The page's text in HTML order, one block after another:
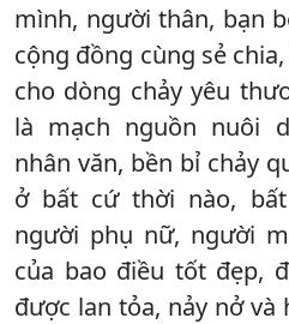
mình, người thân, bạn
cộng đồng cùng sẻ
cho dòng chảy yêu
là mạch nguồn nuôi
nhân văn, bền bỉ chảy
ở bất cứ thời nào,
người phụ nữ, người
của bao điều tốt đẹp,
được lan tỏa, nảy nở và